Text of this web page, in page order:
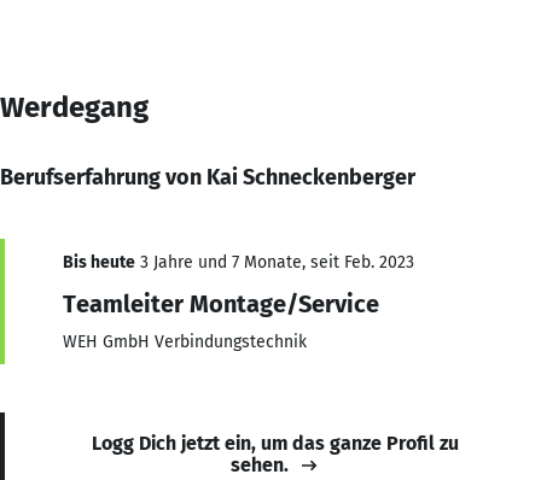
Werdegang
Berufserfahrung von Kai Schneckenberger
Bis heute 3 Jahre und 7 Monate, seit Feb. 2023
Teamleiter Montage/Service
WEH GmbH Verbindungstechnik
Logg Dich jetzt ein, um das ganze Profil zu
sehen.